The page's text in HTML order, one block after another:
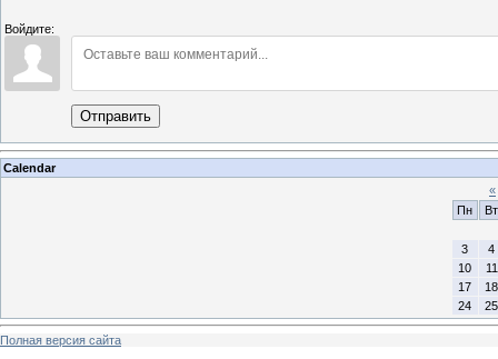
Войдите:
Отправить
Calendar
«
Пн
Вт
3
4
10
11
17
18
24
25
Полная версия сайта